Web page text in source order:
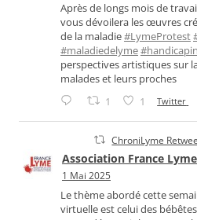
Après de longs mois de
vous dévoilera les œuvres
de la maladie#LymeProtest
#maladiedelyme
perspectives artistiques sur
malades et leurs proches
1 1 Twitter
ChroniLyme
Association France Lyme
1 Mai 2025
Le thème abordé cette
virtuelle est celui des